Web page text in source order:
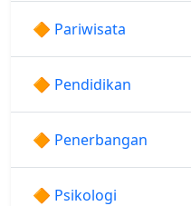
🔶 Pariwisata
🔶 Pendidikan
🔶 Penerbangan
🔶 Psikologi